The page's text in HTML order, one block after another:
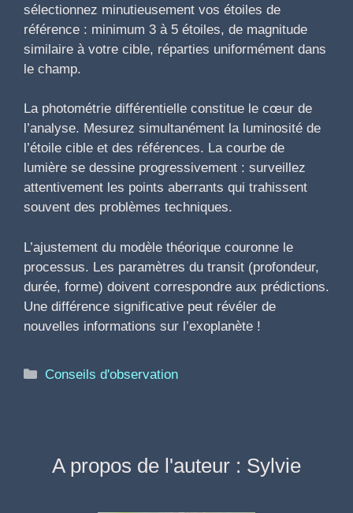
sélectionnez minutieusement vos étoiles de
référence : minimum 3 à 5 étoiles, de magnitude
similaire à votre cible, réparties uniformément dans
le champ.
La photométrie différentielle constitue le cœur de
l’analyse. Mesurez simultanément la luminosité de
l’étoile cible et des références. La courbe de
lumière se dessine progressivement : surveillez
attentivement les points aberrants qui trahissent
souvent des problèmes techniques.
L’ajustement du modèle théorique couronne le
processus. Les paramètres du transit (profondeur,
durée, forme) doivent correspondre aux prédictions.
Une différence significative peut révéler de
nouvelles informations sur l’exoplanète !
Catégories
Conseils d'observation
A propos de l'auteur : Sylvie